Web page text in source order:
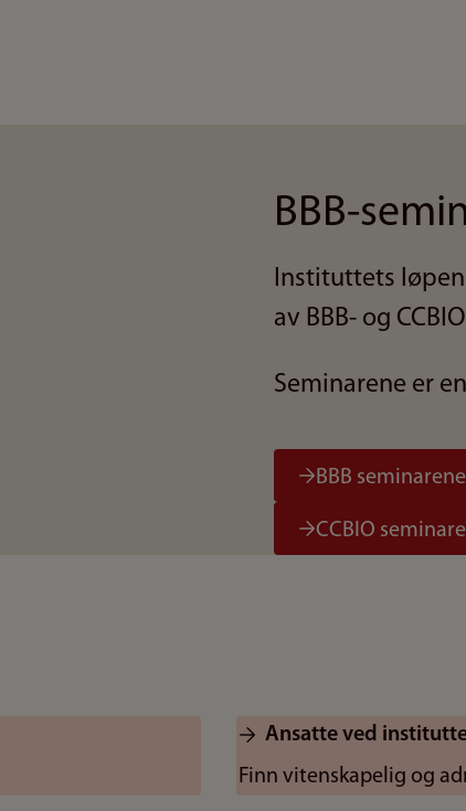
BBB-
Instituttets
av BBB- og
Seminarene er
BBB
CCBIO
Ansatte ved
Finn vitenskapelig og